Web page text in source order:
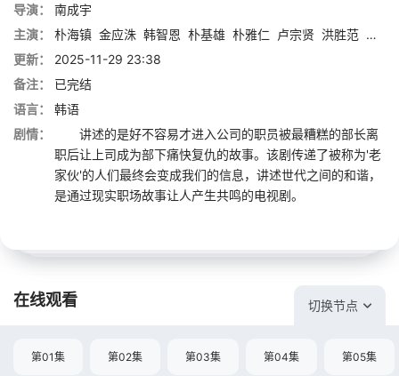
导演：
南成宇
主演：
朴海镇 金应洙 韩智恩 朴基雄 朴雅仁 卢宗贤 洪胜范 金善
更新：
2025-11-29 23:38
备注：
已完结
语言：
韩语
剧情：
讲述的是好不容易才进入公司的职员被最糟糕的部长离
职后让上司成为部下痛快复仇的故事。该剧传递了被称为'老
家伙'的人们最终会变成我们的信息，讲述世代之间的和谐，
是通过现实职场故事让人产生共鸣的电视剧。
在线观看 切换节点
第01集 第02集 第03集 第04集 第05集